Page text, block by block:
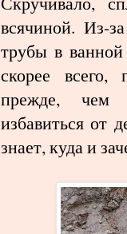
всячиной. Из-
трубы в
скорее
прежде, чем
избавиться от
знает, куда и